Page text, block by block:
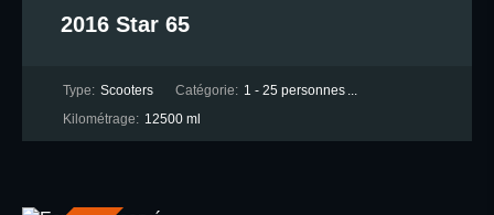
2016 Star 65
Type: Scooters Catégorie: 1 - 25 personnes
Kilométrage: 12500 ml